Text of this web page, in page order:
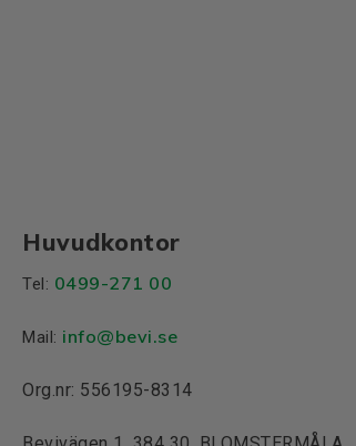
Huvudkontor
Tel: 0499-271 00
Mail: info@bevi.se
Org.nr: 556195-8314